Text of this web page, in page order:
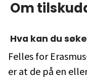
Om
Hva kan du
Felles for
er at de på en